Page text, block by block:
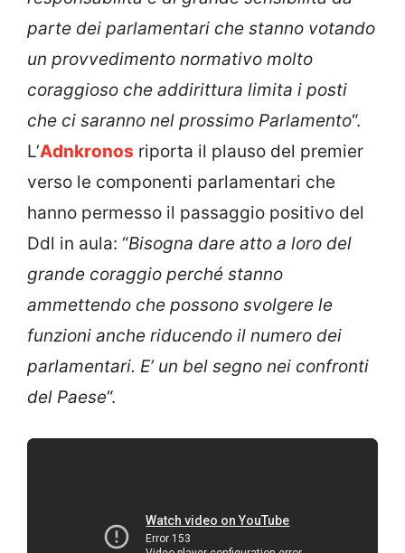
parte dei parlamentari che stanno votando
un provvedimento normativo molto
coraggioso che addirittura limita i posti
che ci saranno nel prossimo Parlamento“.
L’Adnkronos riporta il plauso del premier
verso le componenti parlamentari che
hanno permesso il passaggio positivo del
Ddl in aula: “Bisogna dare atto a loro del
grande coraggio perché stanno
ammettendo che possono svolgere le
funzioni anche riducendo il numero dei
parlamentari. E’ un bel segno nei confronti
del Paese“.